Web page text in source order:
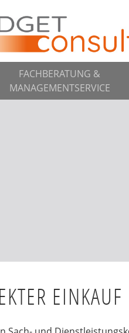
FACHBERATUNG &
MANAGEMENTSERVICE
HebelEINKAUF